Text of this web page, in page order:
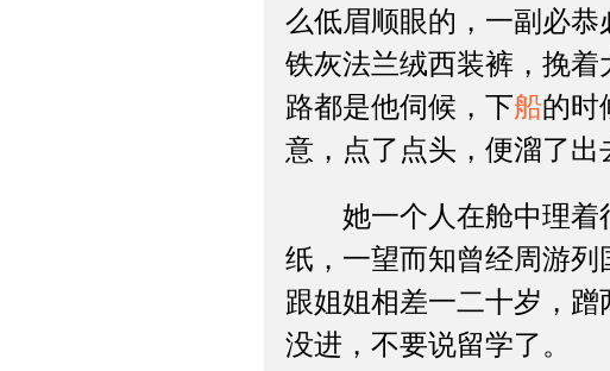
么低眉顺眼的，一副必恭
铁灰法兰绒西装裤，挽
路都是他伺候，下船的时
意，点了点头，便溜了出
她一个人在舱中理着
纸，一望而知曾经周游列
跟姐姐相差一二十岁，
没进，不要说留学了。